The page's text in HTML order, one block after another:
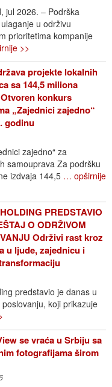
jul 2026. – Podrška
u održivu
prioritetima kompanije
>>
projekte lokalnih
sa 144,5 miliona
konkurs
„Zajednici zajedno“
godinu
zajedno“ za
samouprava Za podršku
izdvaja 144,5 … opširnije
PREDSTAVIO
O ODRŽIVOM
Održivi rast kroz
u ljude, zajednicu i
predstavio je danas u
koji prikazuje
se vraća u Srbiju sa
fotografijama širom